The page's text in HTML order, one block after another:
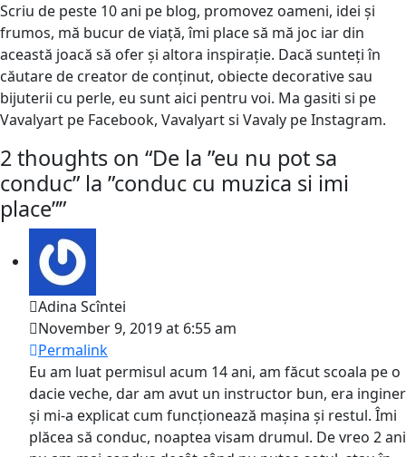
Scriu de peste 10 ani pe blog, promovez oameni, idei și
frumos, mă bucur de viață, îmi place să mă joc iar din
această joacă să ofer și altora inspirație. Dacă sunteți în
căutare de creator de conținut, obiecte decorative sau
bijuterii cu perle, eu sunt aici pentru voi. Ma gasiti si pe
Vavalyart pe Facebook, Vavalyart si Vavaly pe Instagram.
2 thoughts on “De la ”eu nu pot sa
conduc” la ”conduc cu muzica si imi
place””
Adina Scîntei
November 9, 2019 at 6:55 am
Permalink
Eu am luat permisul acum 14 ani, am făcut scoala pe o
dacie veche, dar am avut un instructor bun, era inginer
și mi-a explicat cum funcționează mașina și restul. Îmi
plăcea să conduc, noaptea visam drumul. De vreo 2 ani